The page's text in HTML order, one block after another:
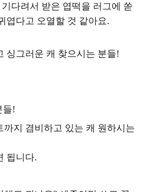
다려서 받은 엽떡을 러그에 쏟
엽다고 오열할 것 같아요.
싱그러운 캐 찾으시는 분들!
들!
지 겸비하고 있는 캐 원하시는
됩니다.